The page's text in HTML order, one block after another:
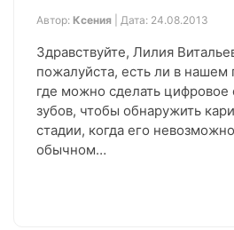
Автор: Ксения | Дата: 24.08.2013
Здравствуйте, Лилия
пожалуйста, есть ли в нашем
где можно сделать цифровое
зубов, чтобы обнаружить
стадии, когда его
обычном…